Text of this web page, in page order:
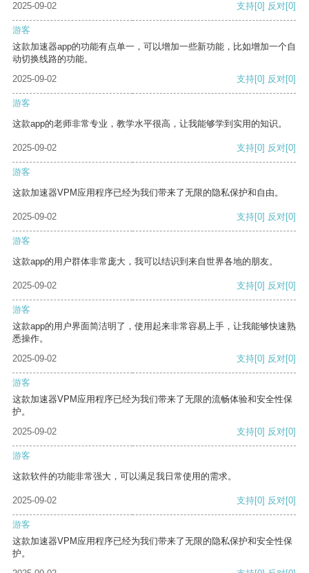
2025-09-02
支持[0] 反对[0]
游客
这款加速器app的功能有点单一，可以增加一些新功能，比如增加一个自
动切换线路的功能。
2025-09-02
支持[0] 反对[0]
游客
这款app的老师非常专业，教学水平很高，让我能够学到实用的知识。
2025-09-02 支持[0] 反对[0]
游客
这款加速器VPM应用程序已经为我们带来了无限的隐私保护和自由。
2025-09-02 支持[0] 反对[0]
游客
这款app的用户群体非常庞大，我可以结识到来自世界各地的朋友。
2025-09-02 支持[0] 反对[0]
游客
这款app的用户界面简洁明了，使用起来非常容易上手，让我能够快速熟
悉操作。
2025-09-02
支持[0] 反对[0]
游客
这款加速器VPM应用程序已经为我们带来了无限的流畅体验和安全性保
护。
2025-09-02
支持[0] 反对[0]
游客
这款软件的功能非常强大，可以满足我日常使用的需求。
2025-09-02 支持[0] 反对[0]
游客
这款加速器VPM应用程序已经为我们带来了无限的隐私保护和安全性保
护。